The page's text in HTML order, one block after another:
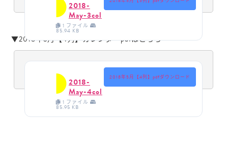
2018-
May-3col
1 ファイル
85.94 KB
▼2018年5月【4列】カレンダーpdfはこちら
2018-
May-4col
1 ファイル
85.95 KB
2018年5月【4列】pdfダウンロード